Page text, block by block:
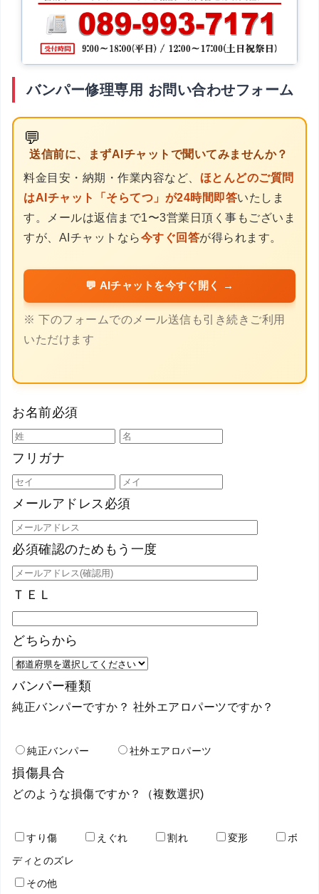
バンパー修理専用 お問い合わせフォーム
💬
送信前に、まずAIチャットで聞いてみませんか？
料金目安・納期・作業内容など、 ほとんどのご質問
はAIチャット「そらてつ」が24時間即答いたしま
す。メールは返信まで1〜3営業日頂く事もございま
すが、AIチャットなら今すぐ回答が得られます。
💬 AIチャットを今すぐ開く →
※ 下のフォームでのメール送信も引き続きご利用
いただけます
お名前必須
フリガナ
メールアドレス 必須
必須確認のためもう一度
ＴＥＬ
どちらから
バンパー種類
純正バンパーですか？ 社外エアロパーツですか？
純正バンパー 社外エアロパーツ
損傷具合
どのような損傷ですか？（複数選択)
すり傷 えぐれ 割れ 変形
ボ
ディとのズレ
その他